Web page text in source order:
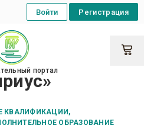
портал
КВАЛИФИКАЦИИ,
ОБРАЗОВАНИЕ
Регистрация
Войти